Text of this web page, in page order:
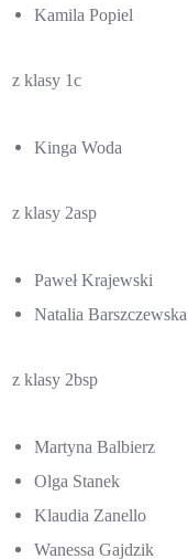
Kamila Popiel
z klasy 1c
Kinga Woda
z klasy 2asp
Paweł Krajewski
Natalia Barszczewska
z klasy 2bsp
Martyna Balbierz
Olga Stanek
Klaudia Zanello
Wanessa Gajdzik